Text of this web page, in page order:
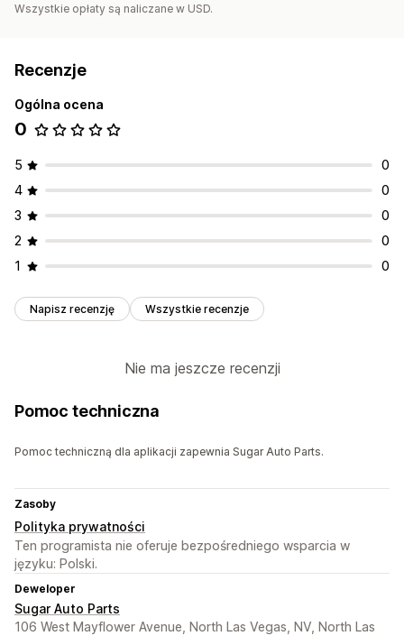
Wszystkie opłaty są naliczane w USD.
Recenzje
Ogólna ocena
0
5
0
4
0
3
0
2
0
1
0
Napisz recenzję Wszystkie recenzje
Nie ma jeszcze recenzji
Pomoc techniczna
Pomoc techniczną dla aplikacji zapewnia Sugar Auto Parts.
Zasoby
Polityka prywatności
Ten programista nie oferuje bezpośredniego wsparcia w
języku: Polski.
Deweloper
Sugar Auto Parts
106 West Mayflower Avenue, North Las Vegas, NV, North Las